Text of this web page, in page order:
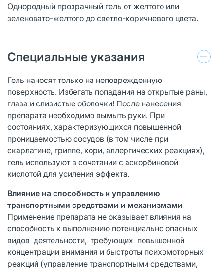
Однородный прозрачный гель от желтого или
зеленовато-желтого до светло-коричневого цвета.
Специальные указания
Гель наносят только на неповрежденную
поверхность. Избегать попадания на открытые раны,
глаза и слизистые оболочки! После нанесения
препарата необходимо вымыть руки. При
состояниях, характеризующихся повышенной
проницаемостью сосудов (в том числе при
скарлатине, гриппе, кори, аллергических реакциях),
гель используют в сочетании с аскорбиновой
кислотой для усиления эффекта.
Влияние на способность к управлению
транспортными средствами и механизмами
Применение препарата не оказывает влияния на
способность к выполнению потенциально опасных
видов деятельности, требующих повышенной
концентрации внимания и быстроты психомоторных
реакций (управление транспортными средствами,